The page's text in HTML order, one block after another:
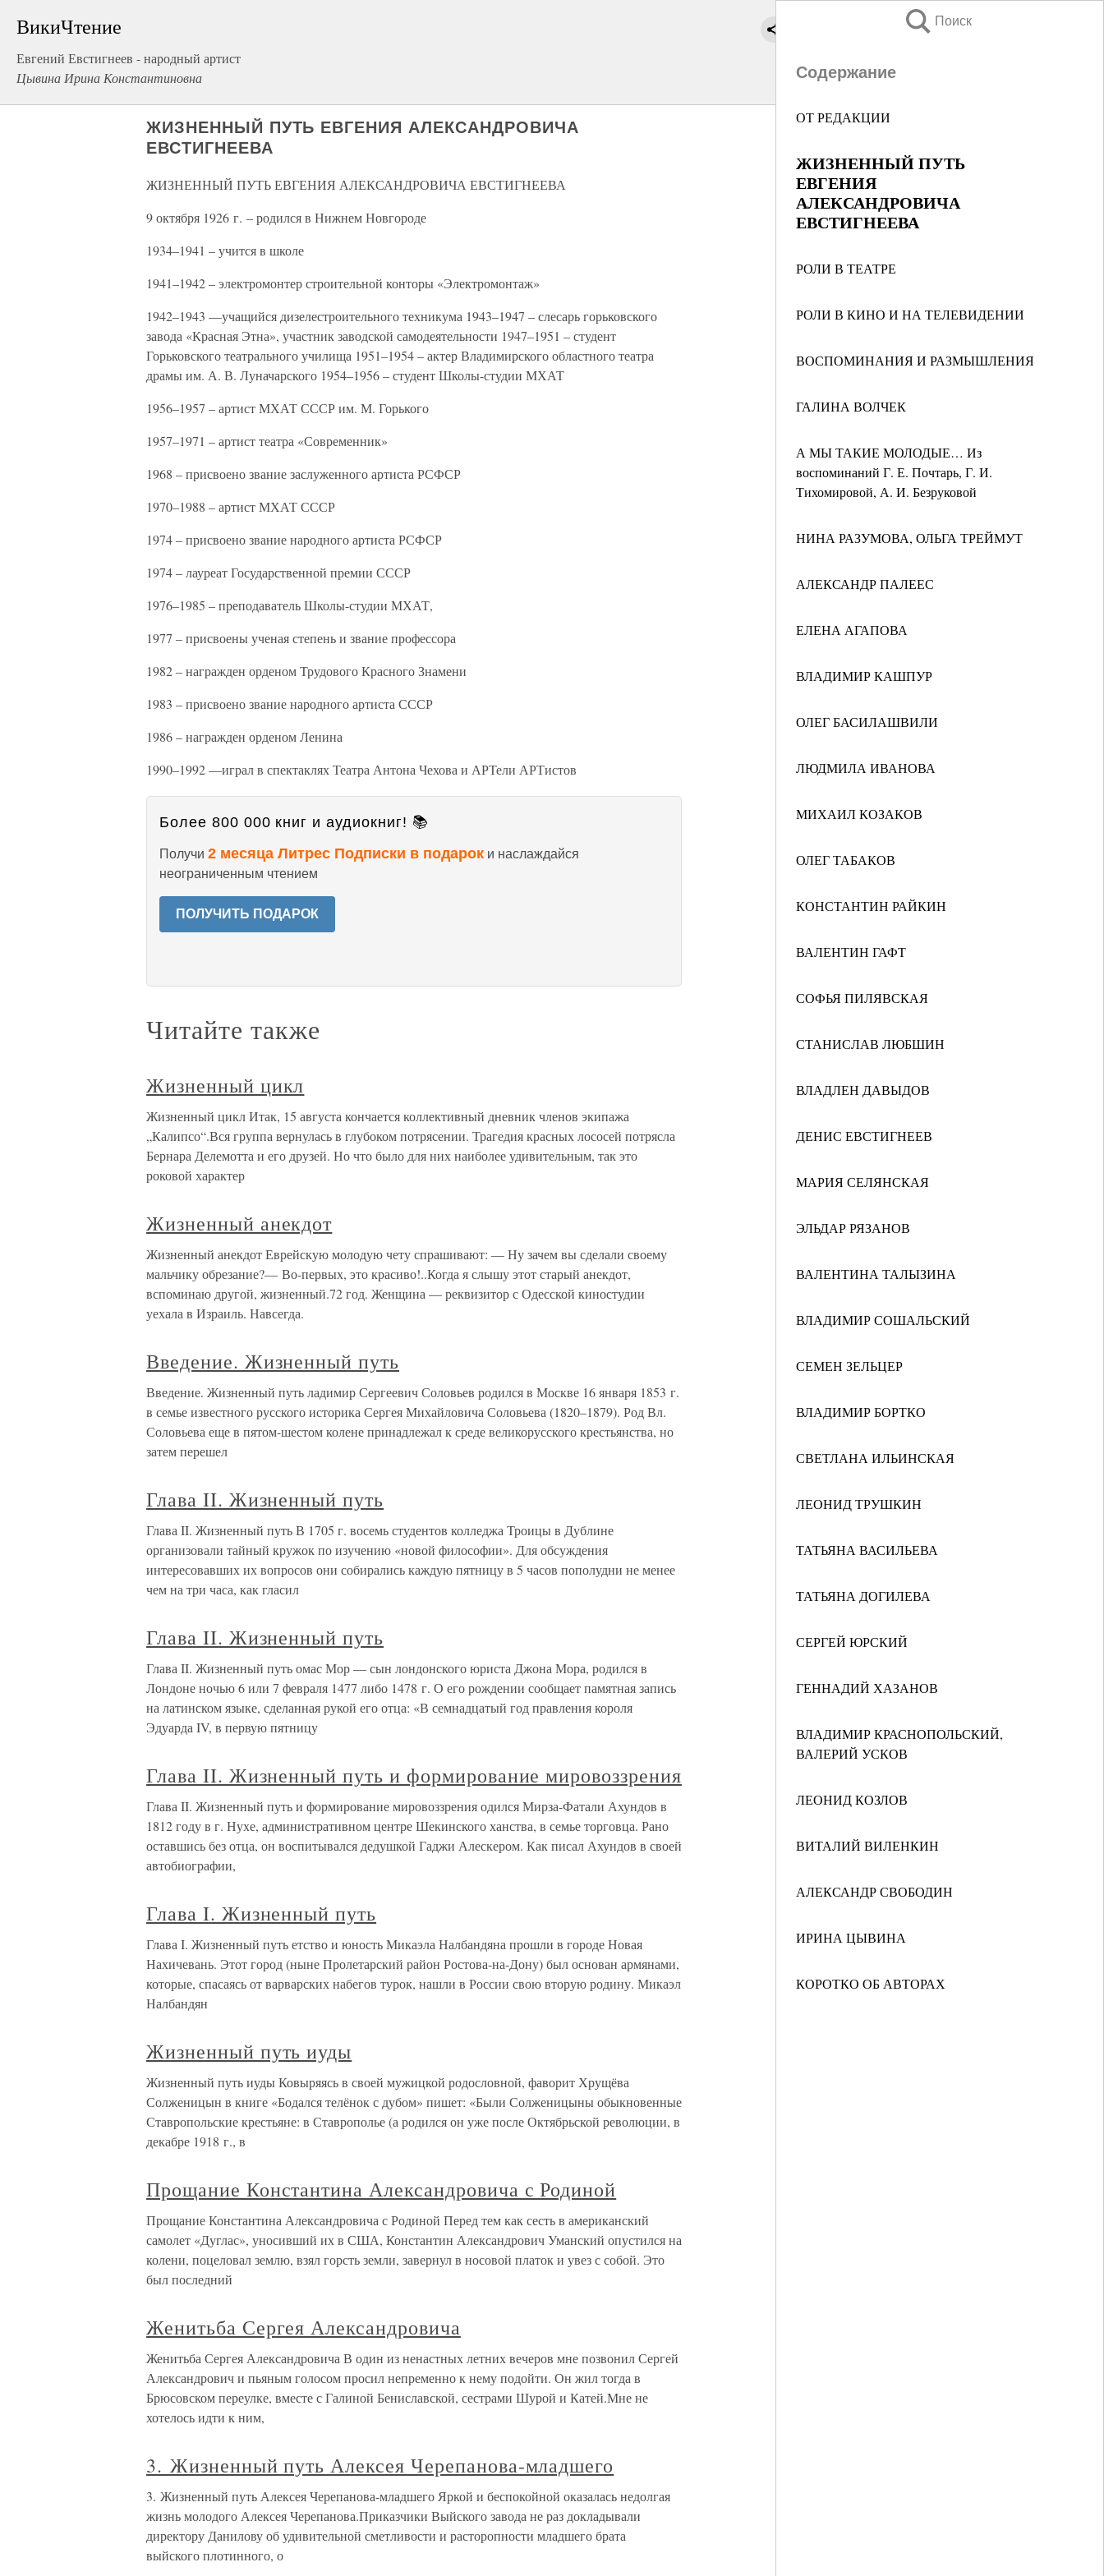
ВикиЧтение
Евгений Евстигнеев - народный артист
Цывина Ирина Константиновна
Поиск
Содержание
ОТ РЕДАКЦИИ
ЖИЗНЕННЫЙ ПУТЬ
ЕВГЕНИЯ
АЛЕКСАНДРОВИЧА
ЕВСТИГНЕЕВА
РОЛИ В ТЕАТРЕ
РОЛИ В КИНО И НА ТЕЛЕВИДЕНИИ
ВОСПОМИНАНИЯ И РАЗМЫШЛЕНИЯ
ГАЛИНА ВОЛЧЕК
А МЫ ТАКИЕ МОЛОДЫЕ… Из
воспоминаний Г. Е. Почтарь, Г. И.
Тихомировой, А. И. Безруковой
НИНА РАЗУМОВА, ОЛЬГА ТРЕЙМУТ
АЛЕКСАНДР ПАЛЕЕС
ЕЛЕНА АГАПОВА
ВЛАДИМИР КАШПУР
ОЛЕГ БАСИЛАШВИЛИ
ЛЮДМИЛА ИВАНОВА
МИХАИЛ КОЗАКОВ
ОЛЕГ ТАБАКОВ
КОНСТАНТИН РАЙКИН
ВАЛЕНТИН ГАФТ
СОФЬЯ ПИЛЯВСКАЯ
СТАНИСЛАВ ЛЮБШИН
ВЛАДЛЕН ДАВЫДОВ
ДЕНИС ЕВСТИГНЕЕВ
МАРИЯ СЕЛЯНСКАЯ
ЭЛЬДАР РЯЗАНОВ
ВАЛЕНТИНА ТАЛЫЗИНА
ВЛАДИМИР СОШАЛЬСКИЙ
СЕМЕН ЗЕЛЬЦЕР
ВЛАДИМИР БОРТКО
СВЕТЛАНА ИЛЬИНСКАЯ
ЛЕОНИД ТРУШКИН
ТАТЬЯНА ВАСИЛЬЕВА
ТАТЬЯНА ДОГИЛЕВА
СЕРГЕЙ ЮРСКИЙ
ГЕННАДИЙ ХАЗАНОВ
ВЛАДИМИР КРАСНОПОЛЬСКИЙ,
ВАЛЕРИЙ УСКОВ
ЛЕОНИД КОЗЛОВ
ВИТАЛИЙ ВИЛЕНКИН
АЛЕКСАНДР СВОБОДИН
ИРИНА ЦЫВИНА
КОРОТКО ОБ АВТОРАХ
ЖИЗНЕННЫЙ ПУТЬ ЕВГЕНИЯ АЛЕКСАНДРОВИЧА
ЕВСТИГНЕЕВА
ЖИЗНЕННЫЙ ПУТЬ ЕВГЕНИЯ АЛЕКСАНДРОВИЧА ЕВСТИГНЕЕВА
9 октября 1926 г. – родился в Нижнем Новгороде
1934–1941 – учится в школе
1941–1942 – электромонтер строительной конторы «Электромонтаж»
1942–1943 —учащийся дизелестроительного техникума 1943–1947 – слесарь горьковского
завода «Красная Этна», участник заводской самодеятельности 1947–1951 – студент
Горьковского театрального училища 1951–1954 – актер Владимирского областного театра
драмы им. А. В. Луначарского 1954–1956 – студент Школы-студии МХАТ
1956–1957 – артист МХАТ СССР им. М. Горького
1957–1971 – артист театра «Современник»
1968 – присвоено звание заслуженного артиста РСФСР
1970–1988 – артист МХАТ СССР
1974 – присвоено звание народного артиста РСФСР
1974 – лауреат Государственной премии СССР
1976–1985 – преподаватель Школы-студии МХАТ,
1977 – присвоены ученая степень и звание профессора
1982 – награжден орденом Трудового Красного Знамени
1983 – присвоено звание народного артиста СССР
1986 – награжден орденом Ленина
1990–1992 —играл в спектаклях Театра Антона Чехова и АРТели АРТистов
Более 800 000 книг и аудиокниг! 📚
Получи 2 месяца Литрес Подписки в подарок и наслаждайся
неограниченным чтением
ПОЛУЧИТЬ ПОДАРОК
Читайте также
Жизненный цикл
Жизненный цикл Итак, 15 августа кончается коллективный дневник членов экипажа
„Калипсо“.Вся группа вернулась в глубоком потрясении. Трагедия красных лососей потрясла
Бернара Делемотта и его друзей. Но что было для них наиболее удивительным, так это
роковой характер
Жизненный анекдот
Жизненный анекдот Еврейскую молодую чету спрашивают: — Ну зачем вы сделали своему
мальчику обрезание?— Во-первых, это красиво!..Когда я слышу этот старый анекдот,
вспоминаю другой, жизненный.72 год. Женщина — реквизитор с Одесской киностудии
уехала в Израиль. Навсегда.
Введение. Жизненный путь
Введение. Жизненный путь ладимир Сергеевич Соловьев родился в Москве 16 января 1853 г.
в семье известного русского историка Сергея Михайловича Соловьева (1820–1879). Род Вл.
Соловьева еще в пятом-шестом колене принадлежал к среде великорусского крестьянства, но
затем перешел
Глава II. Жизненный путь
Глава II. Жизненный путь В 1705 г. восемь студентов колледжа Троицы в Дублине
организовали тайный кружок по изучению «новой философии». Для обсуждения
интересовавших их вопросов они собирались каждую пятницу в 5 часов пополудни не менее
чем на три часа, как гласил
Глава II. Жизненный путь
Глава II. Жизненный путь омас Мор — сын лондонского юриста Джона Мора, родился в
Лондоне ночью 6 или 7 февраля 1477 либо 1478 г. О его рождении сообщает памятная запись
на латинском языке, сделанная рукой его отца: «В семнадцатый год правления короля
Эдуарда IV, в первую пятницу
Глава II. Жизненный путь и формирование мировоззрения
Глава II. Жизненный путь и формирование мировоззрения одился Мирза-Фатали Ахундов в
1812 году в г. Нухе, административном центре Шекинского ханства, в семье торговца. Рано
оставшись без отца, он воспитывался дедушкой Гаджи Алескером. Как писал Ахундов в своей
автобиографии,
Глава I. Жизненный путь
Глава I. Жизненный путь етство и юность Микаэла Налбандяна прошли в городе Новая
Нахичевань. Этот город (ныне Пролетарский район Ростова-на-Дону) был основан армянами,
которые, спасаясь от варварских набегов турок, нашли в России свою вторую родину. Микаэл
Налбандян
Жизненный путь иуды
Жизненный путь иуды Ковыряясь в своей мужицкой родословной, фаворит Хрущёва
Солженицын в книге «Бодался телёнок с дубом» пишет: «Были Солженицыны обыкновенные
Ставропольские крестьяне: в Ставрополье (а родился он уже после Октябрьской революции, в
декабре 1918 г., в
Прощание Константина Александровича с Родиной
Прощание Константина Александровича с Родиной Перед тем как сесть в американский
самолет «Дуглас», уносивший их в США, Константин Александрович Уманский опустился на
колени, поцеловал землю, взял горсть земли, завернул в носовой платок и увез с собой. Это
был последний
Женитьба Сергея Александровича
Женитьба Сергея Александровича В один из ненастных летних вечеров мне позвонил Сергей
Александрович и пьяным голосом просил непременно к нему подойти. Он жил тогда в
Брюсовском переулке, вместе с Галиной Бениславской, сестрами Шурой и Катей.Мне не
хотелось идти к ним,
3. Жизненный путь Алексея Черепанова-младшего
3. Жизненный путь Алексея Черепанова-младшего Яркой и беспокойной оказалась недолгая
жизнь молодого Алексея Черепанова.Приказчики Выйского завода не раз докладывали
директору Данилову об удивительной сметливости и расторопности младшего брата
выйского плотинного, о